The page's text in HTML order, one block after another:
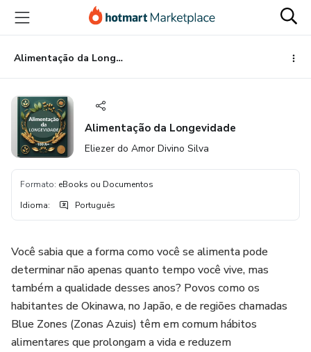
para
conteúdo
principal
para
pagamento
para
rodapé
Alimentação da Longevidade
Alimentação da Longevidade
Eliezer do Amor Divino Silva
Formato: eBooks ou Documentos
Idioma: Português
Você sabia que a forma como você se alimenta pode
determinar não apenas quanto tempo você vive, mas
também a qualidade desses anos? Povos como os
habitantes de Okinawa, no Japão, e de regiões chamadas
Blue Zones (Zonas Azuis) têm em comum hábitos
alimentares que prolongam a vida e reduzem